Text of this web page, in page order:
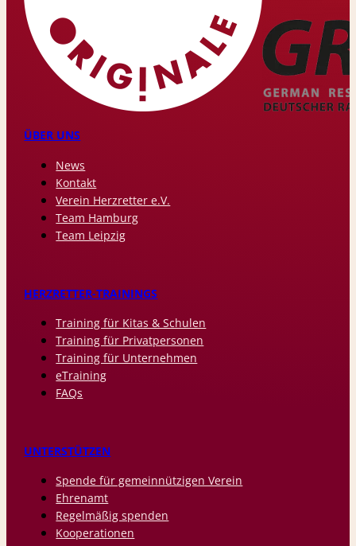
ÜBER UNS
News
Kontakt
Verein Herzretter e.V.
Team Hamburg
Team Leipzig
HERZRETTER-TRAININGS
Training für Kitas & Schulen
Training für Privatpersonen
Training für Unternehmen
eTraining
FAQs
UNTERSTÜTZEN
Spende für gemeinnützigen Verein
Ehrenamt
Regelmäßig spenden
Kooperationen